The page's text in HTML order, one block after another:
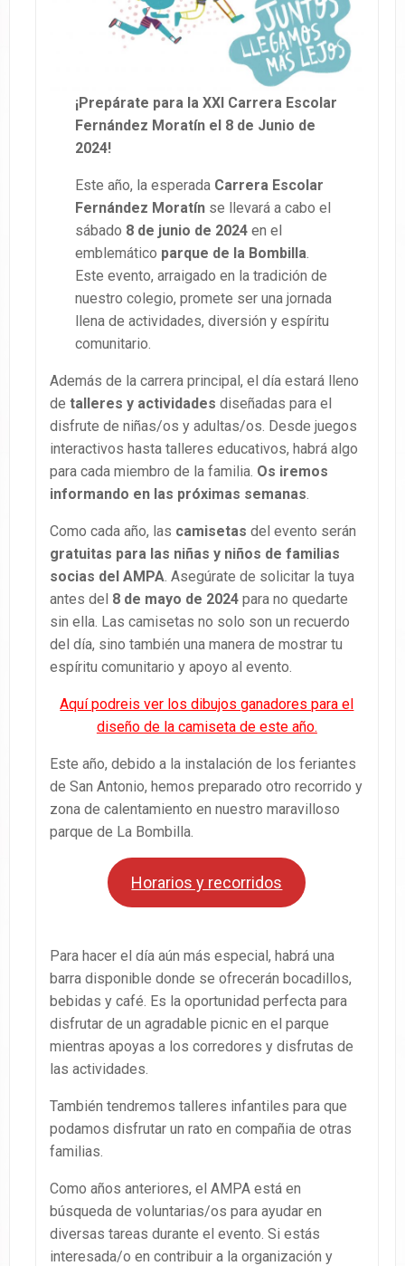
¡Prepárate para la XXI Carrera Escolar
Fernández Moratín el 8 de Junio de
2024!
Este año, la esperada Carrera Escolar
Fernández Moratínse llevará a cabo el
sábado 8 de junio de 2024en el
emblemático parque de la Bombilla.
Este evento, arraigado en la tradición de
nuestro colegio, promete ser una jornada
llena de actividades, diversión y espíritu
comunitario.
Además de la carrera principal, el día estará lleno
de talleres y actividades diseñadas para el
disfrute de niñas/os y adultas/os. Desde juegos
interactivos hasta talleres educativos, habrá algo
para cada miembro de la familia. Os iremos
informando en las próximas semanas.
Como cada año, las camisetas del evento serán
gratuitas para las niñas y niños de familias
socias del AMPA. Asegúrate de solicitar la tuya
antes del 8 de mayo de 2024 para no quedarte
sin ella. Las camisetas no solo son un recuerdo
del día, sino también una manera de mostrar tu
espíritu comunitario y apoyo al evento.
Aquí podreis ver los dibujos ganadores para el
diseño de la camiseta de este año.
Este año, debido a la instalación de los feriantes
de San Antonio, hemos preparado otro recorrido y
zona de calentamiento en nuestro maravilloso
parque de La Bombilla.
Horarios y recorridos
Para hacer el día aún más especial, habrá una
barra disponible donde se ofrecerán bocadillos,
bebidas y café. Es la oportunidad perfecta para
disfrutar de un agradable picnic en el parque
mientras apoyas a los corredores y disfrutas de
las actividades.
También tendremos talleres infantiles para que
podamos disfrutar un rato en compañia de otras
familias.
Como años anteriores, el AMPA está en
búsqueda de voluntarias/os para ayudar en
diversas tareas durante el evento. Si estás
interesada/o en contribuir a la organización y